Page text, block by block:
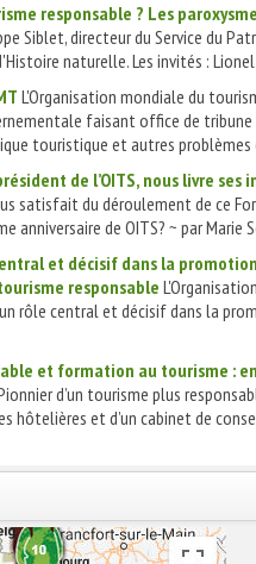
responsable ? Les
Siblet, directeur du Service du
naturelle. Les invités : Lionel
L'Organisation mondiale du
faisant office de tribune
touristique et autres problèmes
de l’OITS, nous livre ses
satisfait du déroulement de ce
anniversaire de OITS? ~ par Marie
et décisif dans la
responsable
rôle central et décisif dans la
et formation au tourisme :
d’un tourisme plus
hôtelières et d’un cabinet de
| ABONNEZ-VOUS